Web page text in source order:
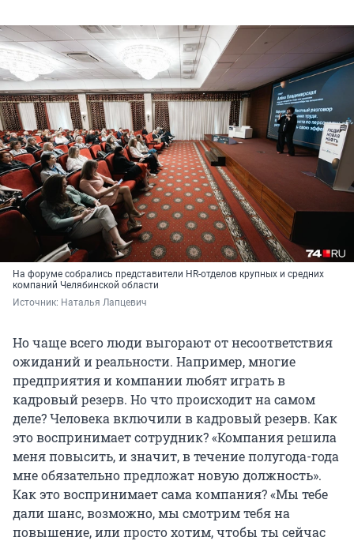
На форуме собрались представители HR-отделов крупных и средних
компаний Челябинской области
Источник: Наталья Лапцевич
Но чаще всего люди выгорают от несоответствия
ожиданий и реальности. Например, многие
предприятия и компании любят играть в
кадровый резерв. Но что происходит на самом
деле? Человека включили в кадровый резерв. Как
это воспринимает сотрудник? «Компания решила
меня повысить, и значит, в течение полугода-года
мне обязательно предложат новую должность».
Как это воспринимает сама компания? «Мы тебе
дали шанс, возможно, мы смотрим тебя на
повышение, или просто хотим, чтобы ты сейчас